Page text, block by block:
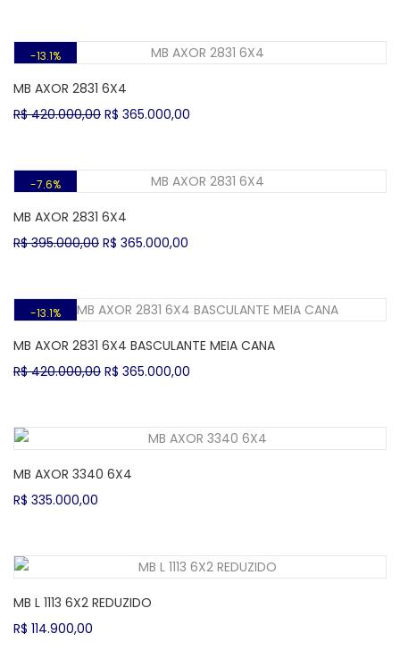
R$ 315.000,00.R$ 275.000,00.
13.1%
MB AXOR 2831 6X4
R$420.000,00 O
R$ 420.000,00.
R$ 365.000,00
R$ 365.000,00.
7.6%
MB AXOR 2831 6X4
R$395.000,00 O
R$ 395.000,00.
R$ 365.000,00
R$ 365.000,00.
13.1%
MB AXOR 2831 6X4 BASCULANTE MEIA CANA
R$420.000,00 O
R$ 420.000,00.
R$ 365.000,00
R$ 365.000,00.
MB AXOR 3340 6X4
R$ 335.000,00
MB L 1113 6X2 REDUZIDO
R$ 114.900,00